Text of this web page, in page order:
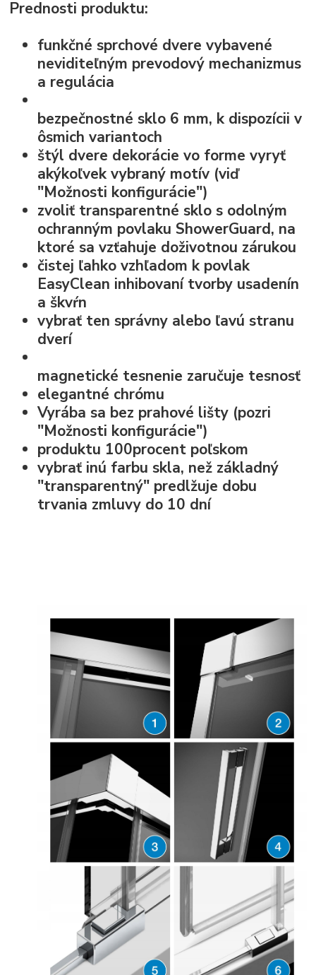
Prednosti produktu:
funkčné sprchové dvere vybavené
neviditeľným prevodový mechanizmus
a regulácia
bezpečnostné sklo 6 mm, k dispozícii v
ôsmich variantoch
štýl dvere dekorácie vo formevyryť
akýkoľvek vybraný motív (viď
"Možnosti konfigurácie")
zvoliť transparentné sklo s odolným
ochranným povlaku ShowerGuard, na
ktoré sa vzťahuje doživotnou zárukou
čistej ľahko vzhľadom k povlak
EasyClean inhibovaní tvorby usadenín
a škvŕn
vybrať ten správny alebo ľavú stranu
dverí
magnetické tesnenie zaručuje tesnosť
elegantné chrómu
Vyrába sa bez prahové lišty (pozri
"Možnosti konfigurácie")
produktu 100procent poľskom
vybrať inú farbu skla, než základný
"transparentný" predlžuje dobu
trvania zmluvy do 10 dní